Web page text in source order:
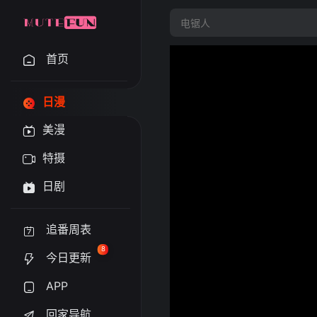
首页
日漫
美漫
特摄
日剧
追番周表
今日更新
8
APP
回家导航